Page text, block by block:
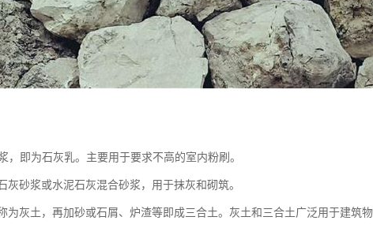
即为石灰乳。主要用于要求不高的室内粉刷。
砂浆或水泥石灰混合砂浆，用于抹灰和砌筑。
为灰土，再加砂或石屑、炉渣等即成三合土。灰土和三合土广泛用于建筑